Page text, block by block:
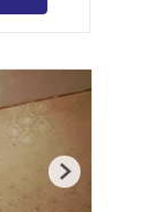
Next